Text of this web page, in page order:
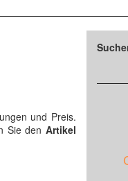
und Preis.
Sie den Artikel